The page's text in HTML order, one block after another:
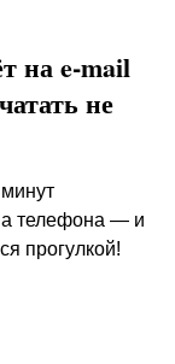
на e-mail
не
телефона — и
прогулкой!